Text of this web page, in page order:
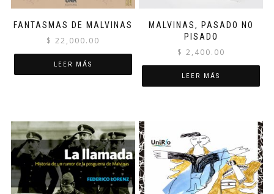
FANTASMAS DE MALVINAS
$ 22,000.00
LEER MÁS
MALVINAS, PASADO NO
PISADO
$ 2,400.00
LEER MÁS